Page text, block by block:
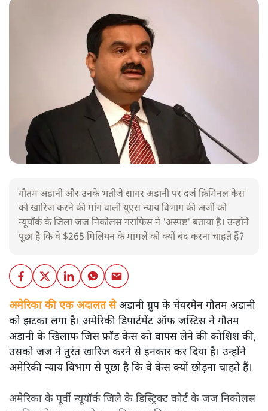
गौतम अडानी और उनके भतीजे सागर अडानी पर दर्ज क्रिमिनल केस
को खारिज करने की मांग वाली यूएस न्याय विभाग की अर्जी को
न्यूयॉर्क के जिला जज निकोलस गराफिस ने 'अस्पष्ट' बताया है। उन्होंने
पूछा है कि वे $265 मिलियन के मामले को क्यों बंद करना चाहते हैं?
अमेरिका की एक अदालत सेअडानी ग्रुप के चेयरमैन गौतम अडानी
को झटका लगा है। अमेरिकी डिपार्टमेंट ऑफ जस्टिस ने गौतम
अडानी के खिलाफ जिस फ्रॉड केस को वापस लेने की कोशिश की,
उसको जज ने तुरंत खारिज करने से इनकार कर दिया है। उन्होंने
अमेरिकी न्याय विभाग से पूछा है कि वे केस क्यों छोड़ना चाहते हैं।
अमेरिका के पूर्वी न्यूयॉर्क जिले के डिस्ट्रिक्ट कोर्ट के जज निकोलस